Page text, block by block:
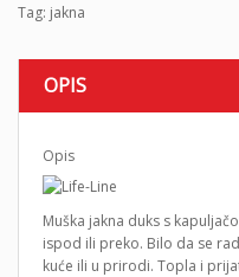
Tag: jakna
OPIS
Opis
Muška jakna duks s
ispod ili preko. Bilo da se
kuće ili u prirodi. Topla i